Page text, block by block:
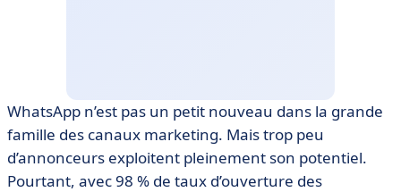
WhatsApp n’est pas un petit nouveau dans la grande
famille des canaux marketing. Mais trop peu
d’annonceurs exploitent pleinement son potentiel.
Pourtant, avec 98 % de taux d’ouverture des